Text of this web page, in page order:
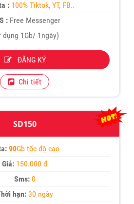
:100% Tiktok, YT, FB..
:Free Messenger
dụng 1Gb/ 1ngày)
ĐĂNG KÝ
Chi tiết
SD150
90Gb tốc độ cao
Giá: 150.000 đ
Sms: 0
hạn:30 ngày